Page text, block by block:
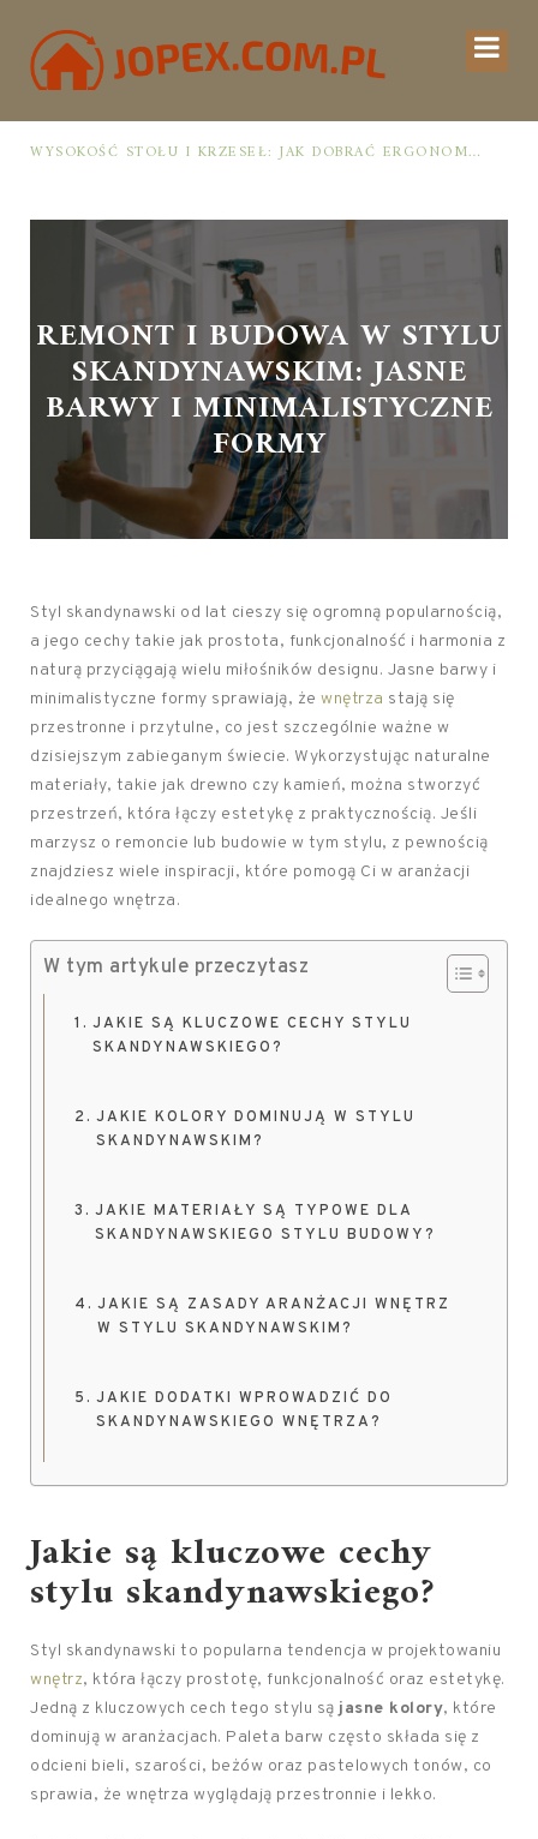
WYSOKOŚĆ STOŁU I KRZESEŁ: JAK DOBRAĆ ERGONOMIĘ DLA KOMFORTU I ZDROWEJ POSTAWY PRZY POSIŁKACH
REMONT I BUDOWA W STYLU
SKANDYNAWSKIM: JASNE
BARWY I MINIMALISTYCZNE
FORMY
Styl skandynawski od lat cieszy się ogromną popularnością,
a jego cechy takie jak prostota, funkcjonalność i harmonia z
naturą przyciągają wielu miłośników designu. Jasne barwy i
minimalistyczne formy sprawiają, że wnętrza stają się
przestronne i przytulne, co jest szczególnie ważne w
dzisiejszym zabieganym świecie. Wykorzystując naturalne
materiały, takie jak drewno czy kamień, można stworzyć
przestrzeń, która łączy estetykę z praktycznością. Jeśli
marzysz o remoncie lub budowie w tym stylu, z pewnością
znajdziesz wiele inspiracji, które pomogą Ci w aranżacji
idealnego wnętrza.
W tym artykule przeczytasz
JAKIE SĄ KLUCZOWE CECHY STYLU
SKANDYNAWSKIEGO?
JAKIE KOLORY DOMINUJĄ W STYLU
SKANDYNAWSKIM?
JAKIE MATERIAŁY SĄ TYPOWE DLA
SKANDYNAWSKIEGO STYLU BUDOWY?
JAKIE SĄ ZASADY ARANŻACJI WNĘTRZ
W STYLU SKANDYNAWSKIM?
JAKIE DODATKI WPROWADZIĆ DO
SKANDYNAWSKIEGO WNĘTRZA?
Jakie są kluczowe cechy
stylu skandynawskiego?
Styl skandynawski to popularna tendencja w projektowaniu
wnętrz, która łączy prostotę, funkcjonalność oraz estetykę.
Jedną z kluczowych cech tego stylu są jasne kolory, które
dominują w aranżacjach. Paleta barw często składa się z
odcieni bieli, szarości, beżów oraz pastelowych tonów, co
sprawia, że wnętrza wyglądają przestronnie i lekko.